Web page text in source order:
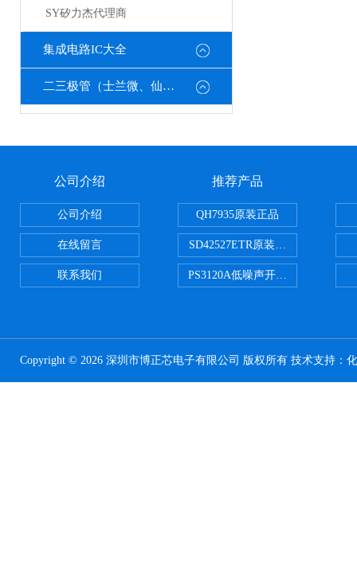
SY矽力杰代理商
集成电路IC大全
二三极管（士兰微、仙童、强茂、海矽美、光宝等）
公司介绍
公司介绍
在线留言
联系我们
推荐产品
QH7935原装正品
SD42527ETR原装正品
PS3120A低噪声开关电容器原装正
Copyright © 2026 深圳市博正芯电子有限公司 版权所有 技术支持：